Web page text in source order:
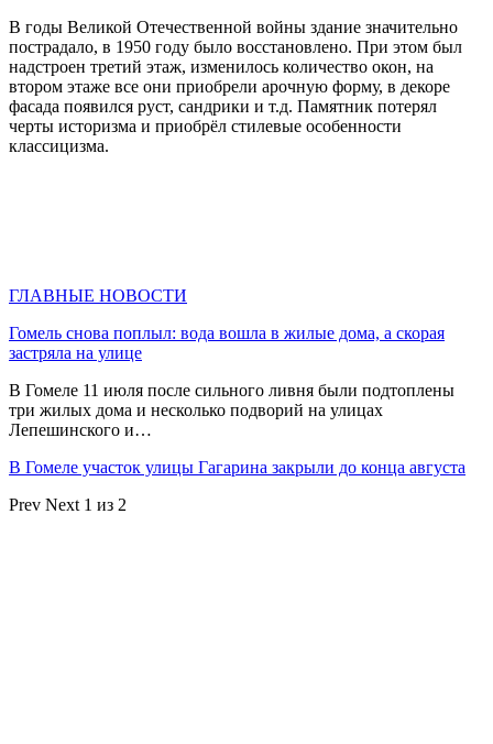
В годы Великой Отечественной войны здание значительно
пострадало, в 1950 году было восстановлено. При этом был
надстроен третий этаж, изменилось количество окон, на
втором этаже все они приобрели арочную форму, в декоре
фасада появился руст, сандрики и т.д. Памятник потерял
черты историзма и приобрёл стилевые особенности
классицизма.
ГЛАВНЫЕ НОВОСТИ
Гомель снова поплыл: вода вошла в жилые дома, а скорая
застряла на улице
В Гомеле 11 июля после сильного ливня были подтоплены
три жилых дома и несколько подворий на улицах
Лепешинского и…
В Гомеле участок улицы Гагарина закрыли до конца августа
Prev Next 1 из 2